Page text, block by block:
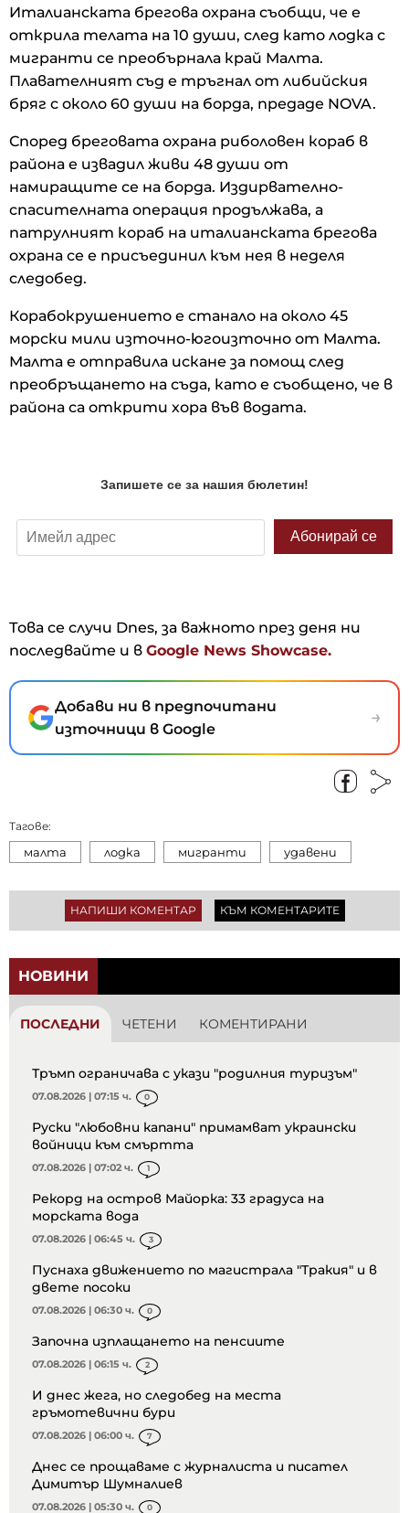
Италианската брегова охрана съобщи, че е
открила телата на 10 души, след като лодка с
мигранти се преобърнала край Малта.
Плавателният съд е тръгнал от либийския
бряг с около 60 души на борда, предаде NOVA.
Според бреговата охрана риболовен кораб в
района е извадил живи 48 души от
намиращите се на борда. Издирвателно-
спасителната операция продължава, а
патрулният кораб на италианската брегова
охрана се е присъединил към нея в неделя
следобед.
Корабокрушението е станало на около 45
морски мили източно-югоизточно от Малта.
Малта е отправила искане за помощ след
преобръщането на съда, като е съобщено, че в
района са открити хора във водата.
Това се случи Dnes, за важното през деня ни
последвайте и в Google News Showcase.
Добави ни в предпочитани
източници в Google
→
Тагове:
малта лодка мигранти удавени
НАПИШИ КОМЕНТАР КЪМ КОМЕНТАРИТЕ
НОВИНИ
ПОСЛЕДНИ ЧЕТЕНИ КОМЕНТИРАНИ
Тръмп ограничава с укази "родилния туризъм"
07.08.2026 | 07:15 ч. 0
Руски "любовни капани" примамват украински
войници към смъртта
07.08.2026 | 07:02 ч. 1
Рекорд на остров Майорка: 33 градуса на
морската вода
07.08.2026 | 06:45 ч. 3
Пуснаха движението по магистрала "Тракия" и в
двете посоки
07.08.2026 | 06:30 ч. 0
Започна изплащането на пенсиите
07.08.2026 | 06:15 ч. 2
И днес жега, но следобед на места
гръмотевични бури
07.08.2026 | 06:00 ч. 7
Днес се прощаваме с журналиста и писател
Димитър Шумналиев
07.08.2026 | 05:30 ч. 0